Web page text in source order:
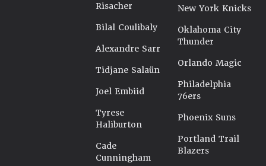
Risacher
Bilal Coulibaly
Alexandre Sarr
Tidjane Salaün
Joel Embiid
Tyrese
Haliburton
Cade
Cunningham
New York Knicks
Oklahoma City
Thunder
Orlando Magic
Philadelphia
76ers
Phoenix Suns
Portland Trail
Blazers